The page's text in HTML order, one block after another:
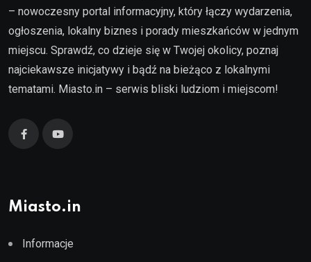
– nowoczesny portal informacyjny, który łączy wydarzenia,
ogłoszenia, lokalny biznes i porady mieszkańców w jednym
miejscu. Sprawdź, co dzieje się w Twojej okolicy, poznaj
najciekawsze inicjatywy i bądź na bieżąco z lokalnymi
tematami. Miasto.in – serwis bliski ludziom i miejscom!
Miasto.in
Informacje